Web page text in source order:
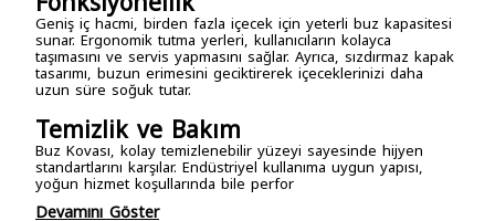
Geniş iç hacmi, birden fazla içecek için yeterli buz kapasitesi
sunar. Ergonomik tutma yerleri, kullanıcıların kolayca
taşımasını ve servis yapmasını sağlar. Ayrıca, sızdırmaz kapak
tasarımı, buzun erimesini geciktirerek içeceklerinizi daha
uzun süre soğuk tutar.
Temizlik ve Bakım
Buz Kovası, kolay temizlenebilir yüzeyi sayesinde hijyen
standartlarını karşılar. Endüstriyel kullanıma uygun yapısı,
yoğun hizmet koşullarında bile perfor
Devamını Göster